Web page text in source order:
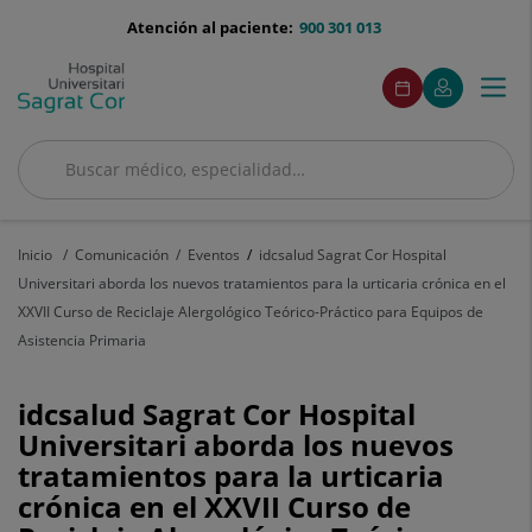
menu-
900 301 013
Atención al paciente:
Buscar
Buscar
menuAcceso
Pedir
cita
Este
enlace
se
en
Mi
Quirónsalud
Este
enlace
se
en
ventana
Menú
Inicio Comunicación Eventos
idcsalud Sagrat Cor Hospital
Universitari aborda los nuevos tratamientos para la urticaria crónica en el
XXVII Curso de Reciclaje Alergológico Teórico-Práctico para Equipos de
Asistencia Primaria
idcsalud
Sagrat
Cor
idcsalud Sagrat Cor Hospital
Universitari aborda los nuevos
tratamientos para la urticaria
crónica en el XXVII Curso de